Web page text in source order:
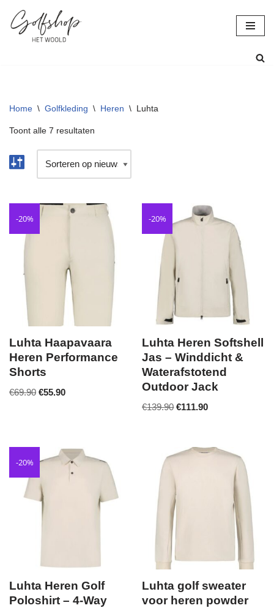
Ga
Home \ Golfkleding \ Heren \ Luhta
Toont alle 7 resultaten
-20%
Luhta Haapavaara
Heren Performance
Shorts
€69.90 €55.90
-20%
Luhta Heren Softshell
Jas – Winddicht &
Waterafstotend
Outdoor Jack
€139.90 €111.90
-20%
Luhta Heren Golf
Poloshirt – 4-Way
Luhta golf sweater
voor heren powder